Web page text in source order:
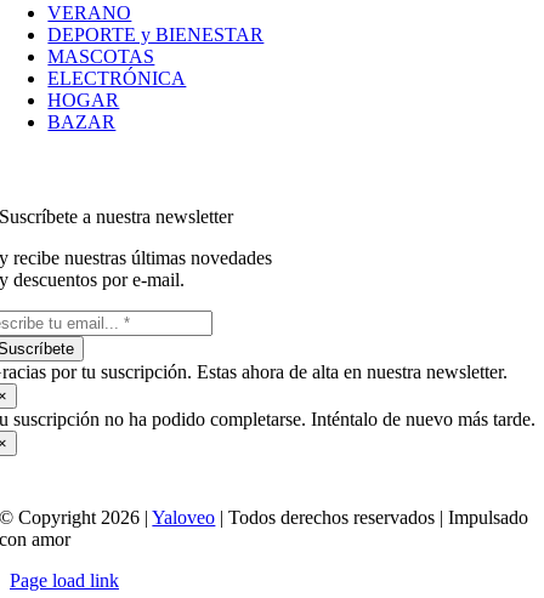
VERANO
DEPORTE y BIENESTAR
MASCOTAS
ELECTRÓNICA
HOGAR
BAZAR
Suscríbete a nuestra newsletter
y recibe nuestras últimas novedades
y descuentos por e-mail.
por tu suscripción. Estas ahora de alta en nuestra newsletter.
suscripción no ha podido completarse. Inténtalo de nuevo más tarde.
© Copyright 2026 |Yaloveo | Todos derechos reservados | Impulsado
con amor
Page load link